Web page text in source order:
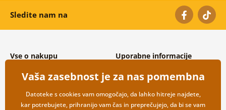
Sledite nam na
Vse o nakupu
Splošni in reklamacijski pogoji
Varovanje osebnih podatkov
Možnosti dostave in plačila
Vračilo blaga
Uporabne informacije
Pogosto zastavljena vprašanja
Kontakti
Veleprodaja
Vaša zasebnost je za nas pomembna
Datoteke s cookies vam omogočajo, da lahko hitreje najdete,
kar potrebujete, prihranijo vam čas in preprečujejo, da bi se vam